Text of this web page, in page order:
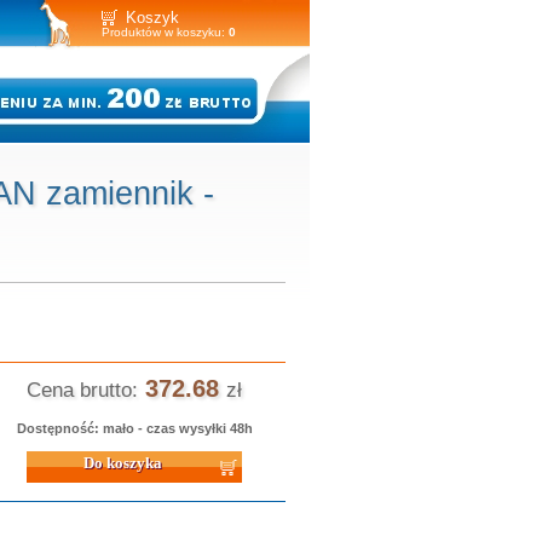
Koszyk
Produktów w koszyku: 0
zamiennik -
Cena brutto: 372.68 zł
Dostępność: mało - czas wysyłki 48h
koszyka